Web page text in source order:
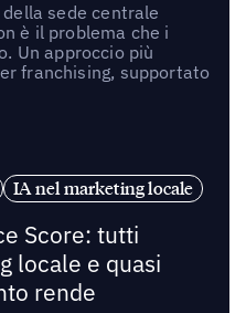
sede centrale
è il problema che i
Un approccio più
franchising, supportato
IA nel marketing locale
Score: tutti
locale e quasi
rende